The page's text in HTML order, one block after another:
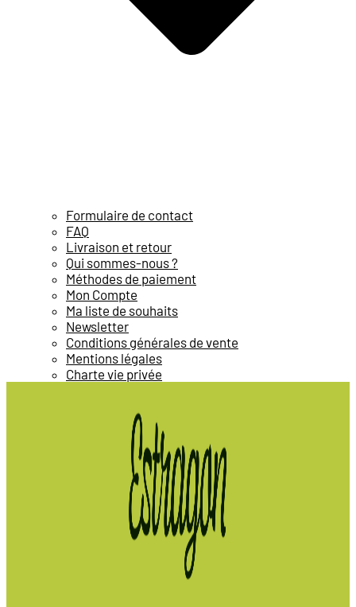
Formulaire de contact
FAQ
Livraison et retour
Qui sommes-nous ?
Méthodes de paiement
Mon Compte
Ma liste de souhaits
Newsletter
Conditions générales de vente
Mentions légales
Charte vie privée